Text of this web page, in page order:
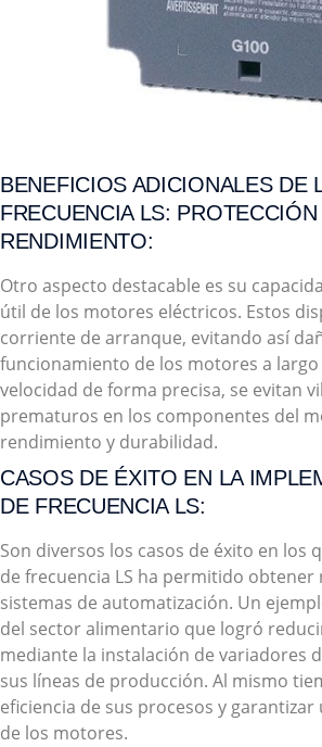
BENEFICIOS ADICIONALES DE
FRECUENCIA LS:
RENDIMIENTO:
Otro aspecto destacable es su
útil de los motores eléctricos. Estos
corriente de arranque, evitando así
funcionamiento de los motores a largo
velocidad de forma precisa, se evitan
prematuros en los componentes del
rendimiento y durabilidad.
CASOS DE ÉXITO EN LA
DE FRECUENCIA LS:
Son diversos los casos de éxito en
de frecuencia LS ha permitido
sistemas de automatización. Un
del sector alimentario que logró
mediante la instalación de variadores
sus líneas de producción. Al mismo
eficiencia de sus procesos y
de los motores.